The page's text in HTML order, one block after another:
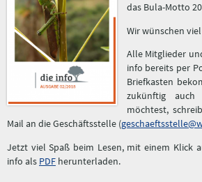
das Bula-Motto
Wir wünschen
Alle Mitglieder
info bereits per
Briefkasten
zukünftig
möchtest,
Mail an die Geschäftsstelle (
Jetzt viel Spaß beim Lesen, mit einem Klick
info als PDF herunterladen.